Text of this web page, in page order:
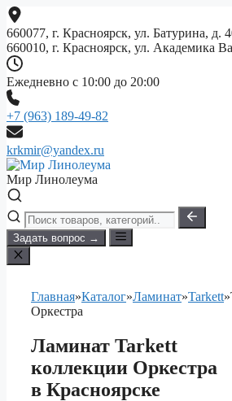
Перейти
к
содержимому
660077, г. Красноярск, ул. Батурина, д.
660010, г. Красноярск, ул. Академика
Ежедневно с 10:00 до 20:00
+7 (963) 189-49-82
krkmir@yandex.ru
Мир Линолеума
Задать вопрос →
Главная»Каталог»Ламинат»Tarkett»
Оркестра
Ламинат Tarkett
коллекции Оркестра
в Красноярске